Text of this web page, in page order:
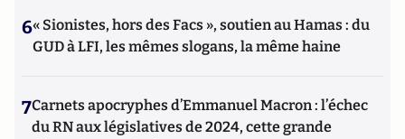
6« Sionistes, hors des Facs », soutien au Hamas : du
GUD à LFI, les mêmes slogans, la même haine
7Carnets apocryphes d’Emmanuel Macron : l’échec
du RN aux législatives de 2024, cette grande